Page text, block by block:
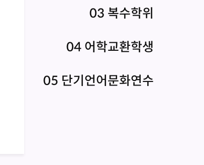
03 복수학위
04 어학교환학생
05 단기언어문화연수